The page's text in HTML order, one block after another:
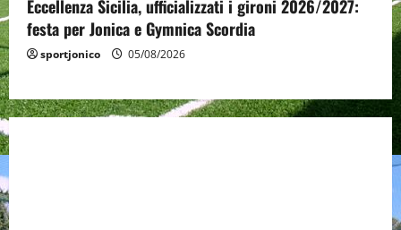
Eccellenza Sicilia, ufficializzati i gironi 2026/2027:
festa per Jonica e Gymnica Scordia
sportjonico 05/08/2026